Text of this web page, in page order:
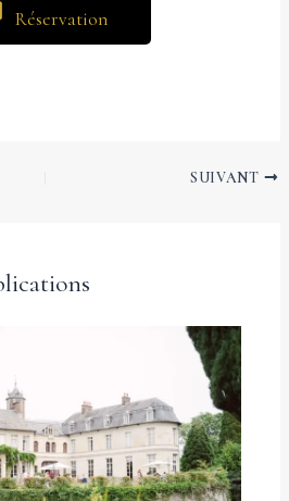
Réservation
SUIVANT